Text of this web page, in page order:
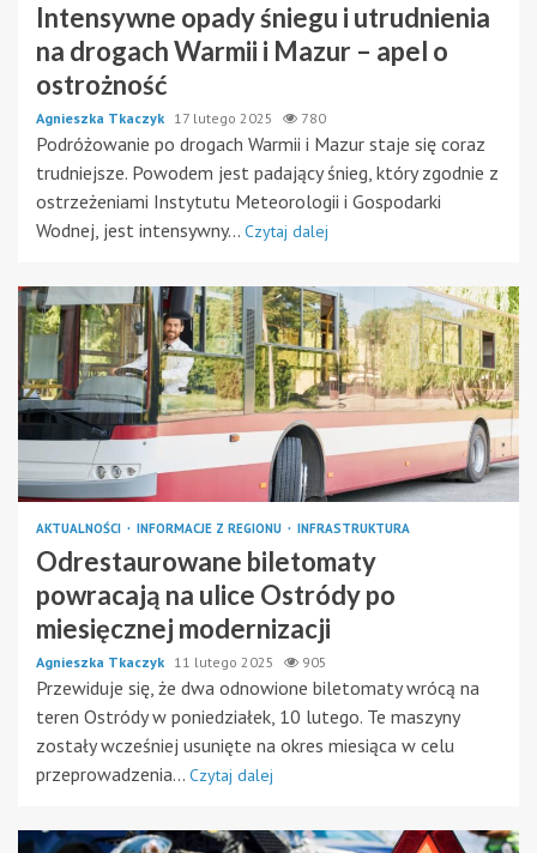
Intensywne opady śniegu i utrudnienia
na drogach Warmii i Mazur – apel o
ostrożność
Agnieszka Tkaczyk 17 lutego 2025 780
Podróżowanie po drogach Warmii i Mazur staje się coraz
trudniejsze. Powodem jest padający śnieg, który zgodnie z
ostrzeżeniami Instytutu Meteorologii i Gospodarki
Wodnej, jest intensywny... Czytaj dalej
AKTUALNOŚCI INFORMACJE Z REGIONU INFRASTRUKTURA
Odrestaurowane biletomaty
powracają na ulice Ostródy po
miesięcznej modernizacji
Agnieszka Tkaczyk 11 lutego 2025 905
Przewiduje się, że dwa odnowione biletomaty wrócą na
teren Ostródy w poniedziałek, 10 lutego. Te maszyny
zostały wcześniej usunięte na okres miesiąca w celu
przeprowadzenia... Czytaj dalej